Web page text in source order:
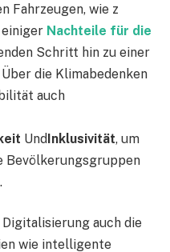
Fahrzeugen, wie z
Nachteile für die
Schritt hin zu einer
die Klimabedenken
auch
UndInklusivität, um
Bevölkerungsgruppen
auch die
wie intelligente